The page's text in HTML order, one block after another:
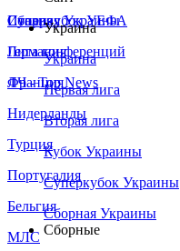
Сборная Украины
Италия
Германия
Франция
Нидерланды
Турция
Португалия
Бельгия
МЛС
Суперкубок УЕФА
Лига конференций
ЛЧ - Top News
Украина
Украина
Первая лига
Вторая лига
Кубок Украины
Суперкубок Украины
Сборная Украины
Сборные